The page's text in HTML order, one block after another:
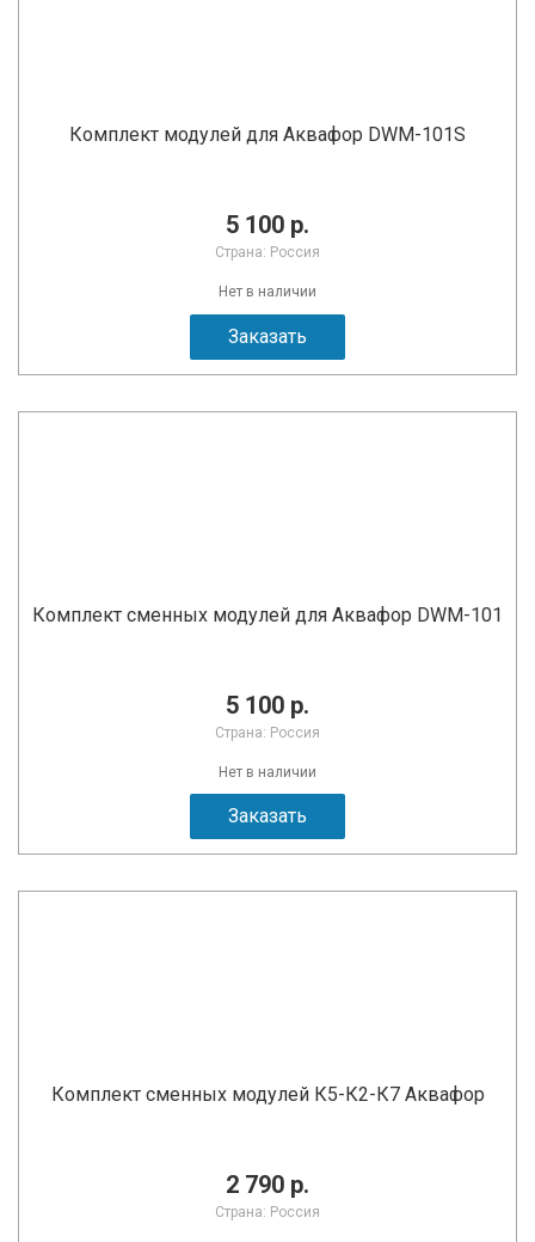
Комплект модулей для Аквафор DWM-101S
5 100 р.
Страна: Россия
Нет в наличии
Заказать
Комплект сменных модулей для Аквафор DWM-101
5 100 р.
Страна: Россия
Нет в наличии
Заказать
Комплект сменных модулей К5-К2-К7 Аквафор
2 790 р.
Страна: Россия